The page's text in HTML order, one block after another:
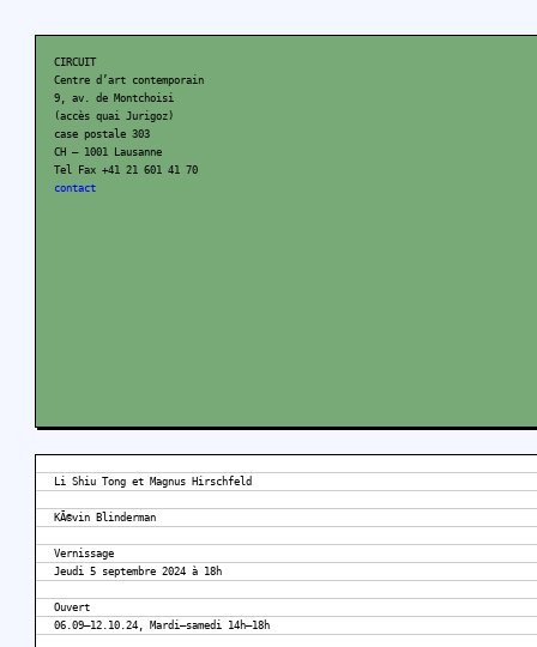
CIRCUIT
Centre d’art contemporain
9, av. de Montchoisi
(accès quai Jurigoz)
case postale 303
CH – 1001 Lausanne
Tel Fax +41 21 601 41 70
contact
Li Shiu Tong et Magnus Hirschfeld
KÃ©vin Blinderman
Vernissage
Jeudi 5 septembre 2024 à 18h
Ouvert
06.09–12.10.24, Mardi–samedi 14h–18h